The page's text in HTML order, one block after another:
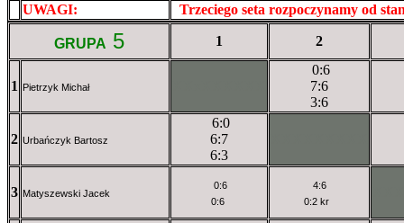
UWAGI: Trzeciego seta rozpoczynamy od
GRUPA 5 1 2
1 Pietrzyk Michał
0:6
7:6
3:6
2 Urbańczyk Bartosz
6:0
6:7
6:3
3 Matyszewski Jacek
0:6
0:6
4:6
0:2 kr